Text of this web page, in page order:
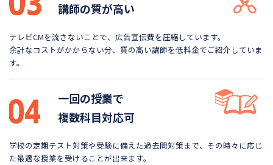
講師の質が高い
テレビCMを流さないことで、広告宣伝費を圧縮しています。
余計なコストがかからない分、質の高い講師を低料金でご紹介していま
す。
一回の授業で
複数科目対応可
学校の定期テスト対策や受験に備えた過去問対策まで、 その時々に応じ
た最適な授業を受けることが出来ます。